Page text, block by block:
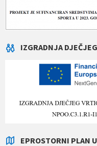
IZGRADNJA
EPROSTORNI PLAN